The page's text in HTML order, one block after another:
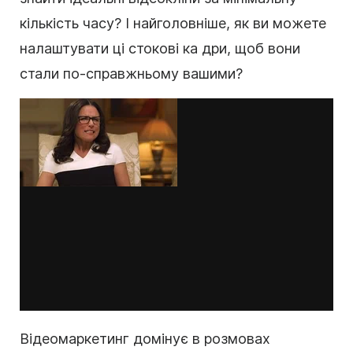
кількість часу? І найголовніше, як ви можете
налаштувати ці стокові ка дри, щоб вони
стали по-справжньому вашими?
Відеомаркетинг домінує в розмовах